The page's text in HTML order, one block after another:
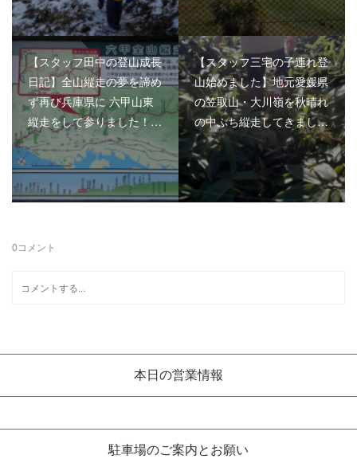
【スタッフ田中の登山成長
日記】全山縦走の夢を諦め
ず再び兵庫県に 六甲山東
縦走をして参りました！…
【スタッフ三宅の子連れ登
山始めました】地元愛媛県
の笠取山・大川嶺を秋晴れ
の中ぷち縦走してきまし…
0コメント
本日の営業情報
駐車場のご案内とお願い